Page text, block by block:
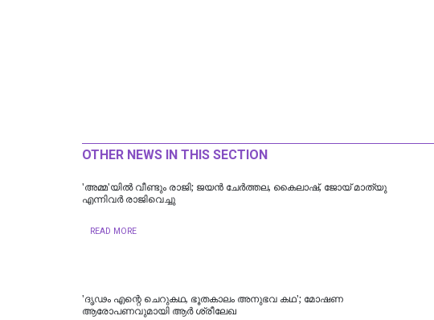
OTHER NEWS IN THIS SECTION
'അമ്മ'യിൽ വീണ്ടും രാജി; ജയന്‍ ചേര്‍ത്തല, കൈലാഷ്, ജോയ് മാത്യു
എന്നിവര്‍ രാജിവെച്ചു
READ MORE
'ദൃഢം എന്റെ ചെറുകഥ, ഭൂതകാലം അനുഭവ കഥ'; മോഷണ
ആരോപണവുമായി ആര്‍ ശ്രീലേഖ